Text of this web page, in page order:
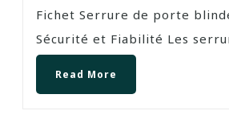
Fichet Serrure de porte
Sécurité et Fiabilité Les
Read More